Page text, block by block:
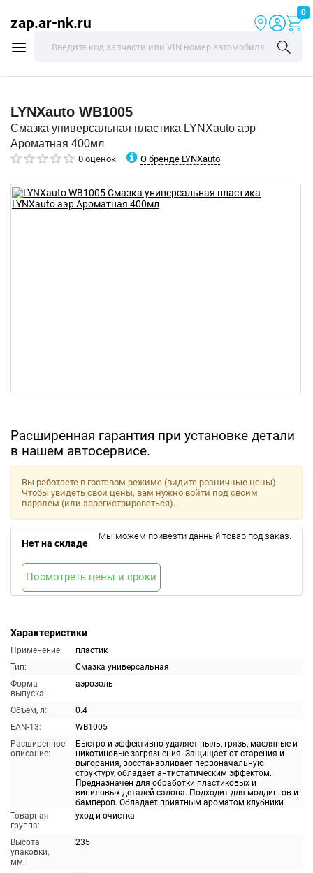
zap.ar-nk.ru
0
LYNXauto WB1005
Смазка универсальная пластика LYNXauto аэр
Ароматная 400мл
0 оценок О бренде LYNXauto
Расширенная гарантия при установке детали
в нашем автосервисе.
Характеристики
Применение:
пластик
Тип:
Смазка универсальная
Форма
выпуска:
аэрозоль
Объём, л:
0.4
EAN-13:
WB1005
Расширенное
описание:
Быстро и эффективно удаляет пыль, грязь, масляные и
никотиновые загрязнения. Защищает от старения и
выгорания, восстанавливает первоначальную
структуру, обладает антистатическим эффектом.
Предназначен для обработки пластиковых и
виниловых деталей салона. Подходит для молдингов и
бамперов. Обладает приятным ароматом клубники.
Товарная
группа:
уход и очистка
Высота
упаковки,
мм:
235
Вы работаете в гостевом режиме (видите розничные цены).
Чтобы увидеть свои цены, вам нужно войти под своим
паролем (или зарегистрироваться).
Нет на складе
Мы можем привезти данный товар под заказ.
Посмотреть цены и сроки